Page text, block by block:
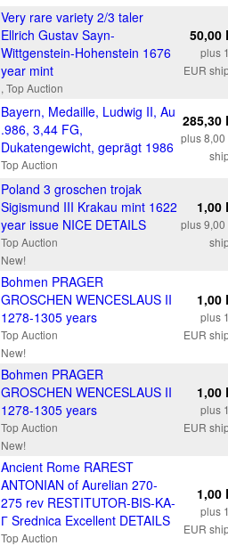
Very rare variety 2/3 taler
Ellrich Gustav Sayn-
Wittgenstein-Hohenstein 1676
year mint
, Top Auction
50,00
plus
EUR
Bayern, Medaille, Ludwig II, Au
.986, 3,44 FG,
Dukatengewicht, geprägt 1986
Top Auction
285,30
plus 8,00
Poland 3 groschen trojak
Sigismund III Krakau mint 1622
year issue NICE DETAILS
Top Auction
New!
1,00
plus 9,00
Bohmen PRAGER
GROSCHEN WENCESLAUS II
1278-1305 years
Top Auction
New!
1,00
plus
EUR
Bohmen PRAGER
GROSCHEN WENCESLAUS II
1278-1305 years
Top Auction
New!
1,00
plus
EUR
Ancient Rome RAREST
ANTONIAN of Aurelian 270-
275 rev RESTITUTOR-BIS-KA-
Г Srednica Excellent DETAILS
Top Auction
1,00
plus
EUR